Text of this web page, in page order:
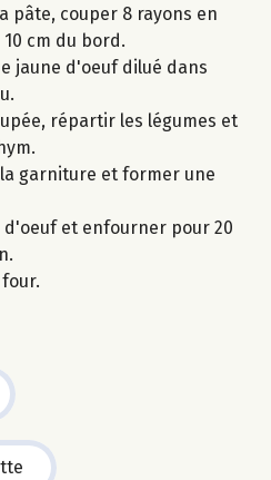
pâte, couper 8 rayons en
cm du bord.
jaune d'oeuf dilué dans
répartir les légumes et
garniture et former une
d'oeuf et enfourner pour 20